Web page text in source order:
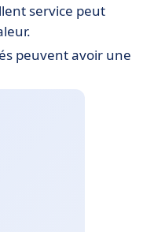
service peut
peuvent avoir une